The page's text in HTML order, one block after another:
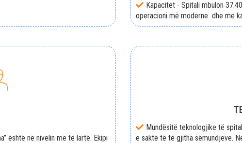
Kapacitet - Spitali mbulon
operacioni më moderne dhe me
është në nivelin më të lartë. Ekipi
Mundësitë teknologjike të
e saktë të të gjitha sëmundjeve.